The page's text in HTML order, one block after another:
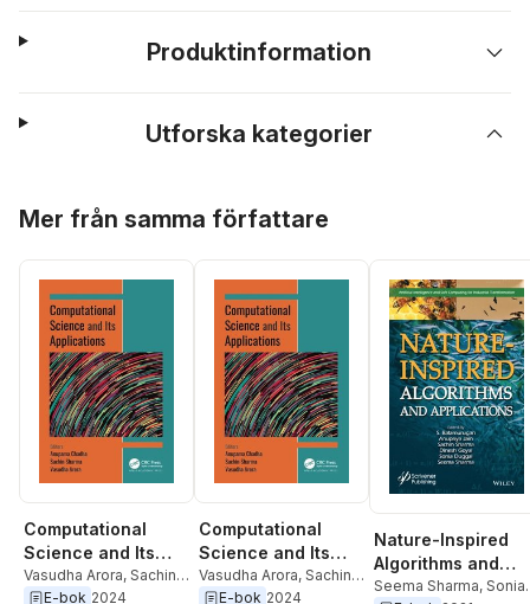
Produktinformation
Utforska kategorier
Mer från samma författare
Computational
Science and Its
Applications
Vasudha Arora, Sachin
Sharma,Anupama
E-bok 2024
Computational
Science and Its
Applications
Vasudha Arora, Sachin
Sharma,Anupama
E-bok 2024
Nature-Inspired
Algorithms and
Applications
Seema Sharma, Sonia